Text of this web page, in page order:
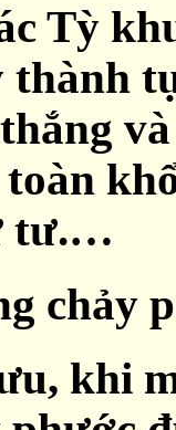
Tỳ
thành
tư.…
chảy
khi